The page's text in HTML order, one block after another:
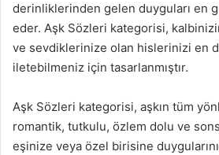
derinliklerinden gelen duyguları en
eder. Aşk Sözleri kategorisi,
ve sevdiklerinize olan hislerinizi en
iletebilmeniz için tasarlanmıştır.
Aşk Sözleri kategorisi, aşkın tüm
romantik, tutkulu, özlem dolu ve
eşinize veya özel birisine